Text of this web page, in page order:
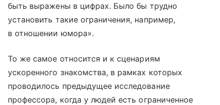
быть выражены в цифрах. Было бы трудно
установить такие ограничения, например,
в отношении юмора».
То же самое относится и к сценариям
ускоренного знакомства, в рамках которых
проводилось предыдущее исследование
профессора, когда у людей есть ограниченное